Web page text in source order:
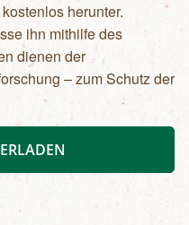
herunter.
ihn mithilfe des
dienen der
– zum Schutz der